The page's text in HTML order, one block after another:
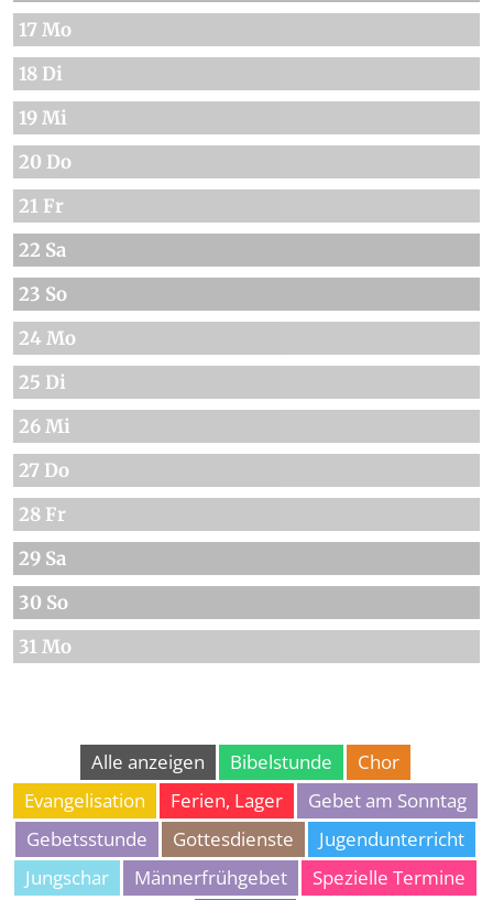
17 Mo
18 Di
19 Mi
20 Do
21 Fr
22 Sa
23 So
24 Mo
25 Di
26 Mi
27 Do
28 Fr
29 Sa
30 So
31 Mo
Alle anzeigen Bibelstunde
Chor
Evangelisation
Ferien, Lager
Gebet am Sonntag
Gebetsstunde
Gottesdienste
Jugendunterricht
Jungschar
Männerfrühgebet Spezielle Termine